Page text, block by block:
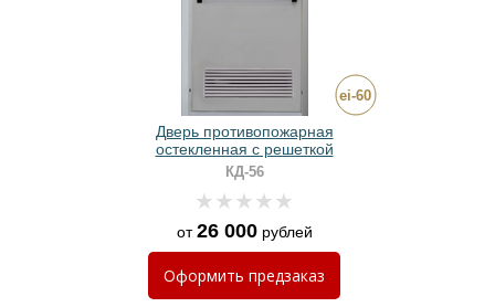
Дверь противопожарная
остекленная с решеткой
КД-56
от26 000рублей
Оформить предзаказ